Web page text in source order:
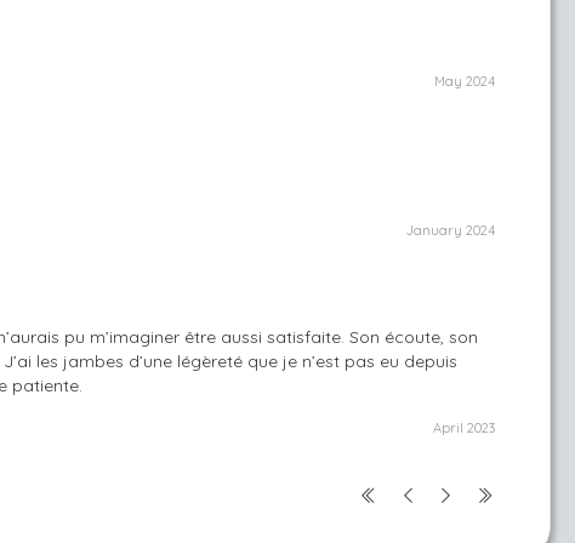
May 2024
January 2024
pu m’imaginer être aussi satisfaite. Son écoute, son
les jambes d’une légèreté que je n’est pas eu depuis
patiente.
April 2023